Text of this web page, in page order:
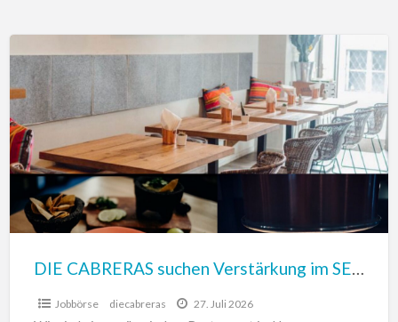
CABRERAS
suchen
Verstärkung
im
SERVICE
DIE CABRERAS suchen Verstärkung im SERVICE
Jobbörse diecabreras 27. Juli 2026